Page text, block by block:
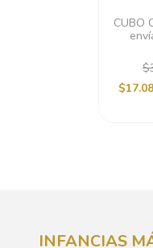
CUBO
INFANCIAS